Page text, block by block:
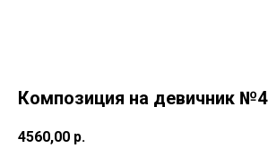
Композиция на девичник №4
4560,00 р.